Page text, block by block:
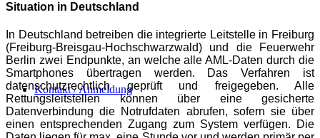
Kontakt / Anmeldung
Situation in Deutschland
In Deutschland betreiben die integrierte Leitstelle in Freiburg
(Freiburg-Breisgau-Hochschwarzwald) und die Feuerwehr
Berlin zwei Endpunkte, an welche alle AML-Daten durch die
Smartphones übertragen werden. Das Verfahren ist
datenschutzrechtlich geprüft und freigegeben. Alle
Rettungsleitstellen können über eine gesicherte
Datenverbindung die Notrufdaten abrufen, sofern sie über
einen entsprechenden Zugang zum System verfügen. Die